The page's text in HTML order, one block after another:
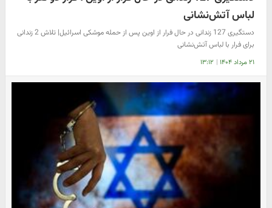
لباس آتش‌نشانی
دستگیری 127 زندانی در حال فرار از اوین پس از حمله موشکی اسرائیل| تلاش 2 زندانی
برای فرار با لباس آتش‌نشانی
۲۱ مرداد ۱۴۰۴ | ۱۳:۱۲